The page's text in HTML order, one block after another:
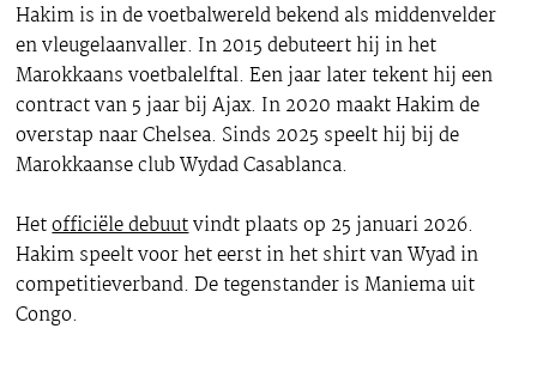
Hakim is in de voetbalwereld bekend als middenvelder
en vleugelaanvaller. In 2015 debuteert hij in het
Marokkaans voetbalelftal. Een jaar later tekent hij een
contract van 5 jaar bij Ajax. In 2020 maakt Hakim de
overstap naar Chelsea. Sinds 2025 speelt hij bij de
Marokkaanse club Wydad Casablanca.
Hetofficiële debuutvindt plaats op 25 januari 2026.
Hakim speelt voor het eerst in het shirt van Wyad in
competitieverband. De tegenstander is Maniema uit
Congo.